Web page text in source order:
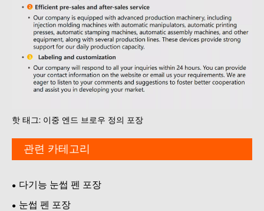
핫 태그: 이중 엔드 브로우 정의 포장
관련 카테고리
다기능 눈썹 펜 포장
눈썹 펜 포장